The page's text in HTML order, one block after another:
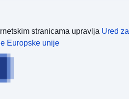
stranicama upravlja Ured za
Europske unije